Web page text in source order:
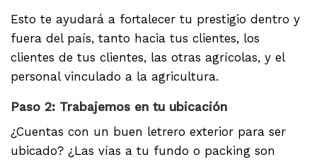
Esto te ayudará a fortalecer tu prestigio dentro y
fuera del país, tanto hacia tus clientes, los
clientes de tus clientes, las otras agrícolas, y el
personal vinculado a la agricultura.
Paso 2: Trabajemos en tu ubicación
¿Cuentas con un buen letrero exterior para ser
ubicado? ¿Las vías a tu fundo o packing son